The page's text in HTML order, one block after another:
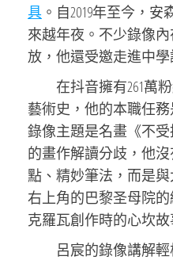
具 。自2019年至今，
來越年夜。不少錄像
放，他還受邀走進中
在抖音擁有261萬
藝術史，他的本職任
錄像主題是名畫《不
的畫作解讀分歧，他
點、精妙筆法，而是
右上角的巴黎圣母院
克羅瓦創作時的心坎故
呂宸的錄像講解